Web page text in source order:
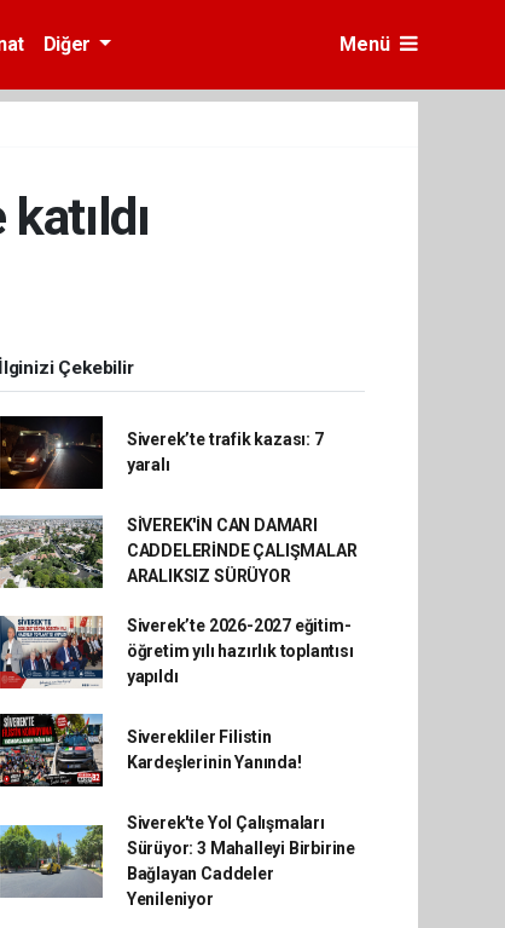
Diğer Menü
İlginizi Çekebilir
Siverek’te trafik kazası: 7
yaralı
SİVEREK'İN CAN DAMARI
CADDELERİNDE ÇALIŞMALAR
ARALIKSIZ SÜRÜYOR
Siverek’te 2026-2027 eğitim-
öğretim yılı hazırlık toplantısı
yapıldı
Siverekliler Filistin
Kardeşlerinin Yanında!
Siverek'te Yol Çalışmaları
Sürüyor: 3 Mahalleyi Birbirine
Bağlayan Caddeler
Yenileniyor